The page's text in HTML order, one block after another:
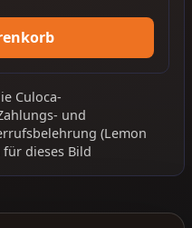
Culoca-
und
(Lemon
dieses Bild